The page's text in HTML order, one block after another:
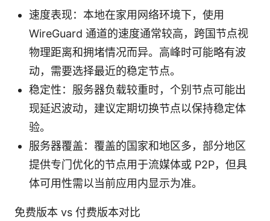
速度表现：本地在家用网络环境下，使用
WireGuard 通道的速度通常较高，跨国节点视
物理距离和拥堵情况而异。高峰时可能略有波
动，需要选择最近的稳定节点。
稳定性：服务器负载较重时，个别节点可能出
现延迟波动，建议定期切换节点以保持稳定体
验。
服务器覆盖：覆盖的国家和地区多，部分地区
提供专门优化的节点用于流媒体或 P2P，但具
体可用性需以当前应用内显示为准。
免费版本 vs 付费版本对比